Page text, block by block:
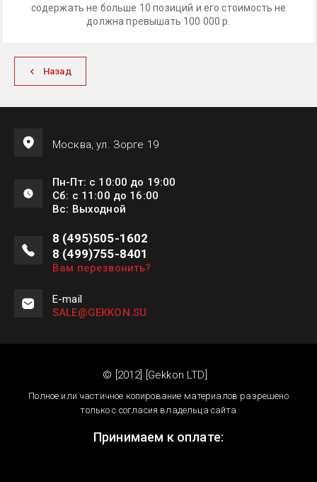
содержать не больше 10 позиций и его стоимость не
должна превышать 100 000 р.
Назад
Москва, ул. Зорге 19
Пн-Пт: с 10:00 до 19:00
Сб: с 11:00 до 16:00
Вс: Выходной
8 (495)505-1602
8 (499)755-8401
Вам перезвонить?
E-mail
SALE@GEKKON.SU
© [2012] [Gekkon LTD]
Полное или частичное копирование материалов разрешено
только с согласия владельца сайта
Принимаем к оплате: